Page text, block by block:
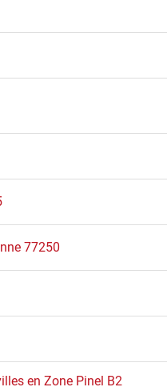
77250
en Zone Pinel B2